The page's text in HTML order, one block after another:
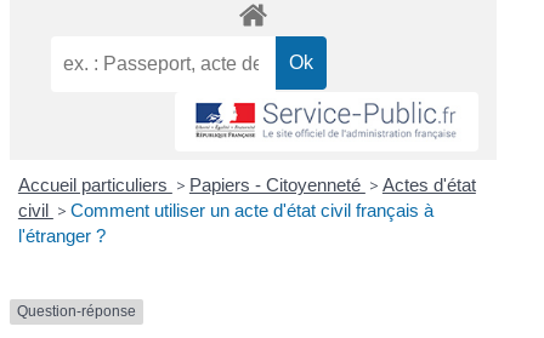
Accueil particuliers > Papiers - Citoyenneté > Actes d'état
civil > Comment utiliser un acte d'état civil français à
l'étranger ?
Question-réponse